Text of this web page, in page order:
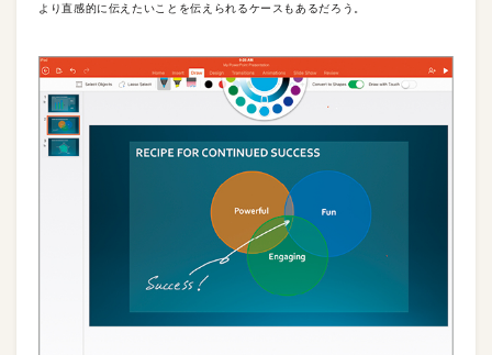
より直感的に伝えたいことを伝えられるケースもあるだろう。